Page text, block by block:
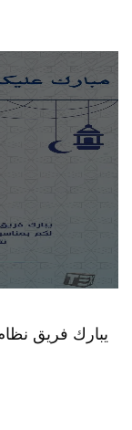
يبارك فريق